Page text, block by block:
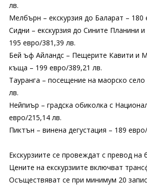
лв.
Мелбърн – екскурзия до Баларат – 180
Сидни – екскурзия до Сините Планини
195 евро/381,39 лв.
Бей ъф Айландс – Пещерите Кавити и
къща – 199 евро/389,21 лв.
Тауранга – посещение на маорско
лв.
Нейпиър – градска обиколка с
евро/215,14 лв.
Пиктън – винена дегустация – 189
Екскурзиите се провеждат с превод на
Цените на екскурзиите включват
Осъществяват се при минимум 20